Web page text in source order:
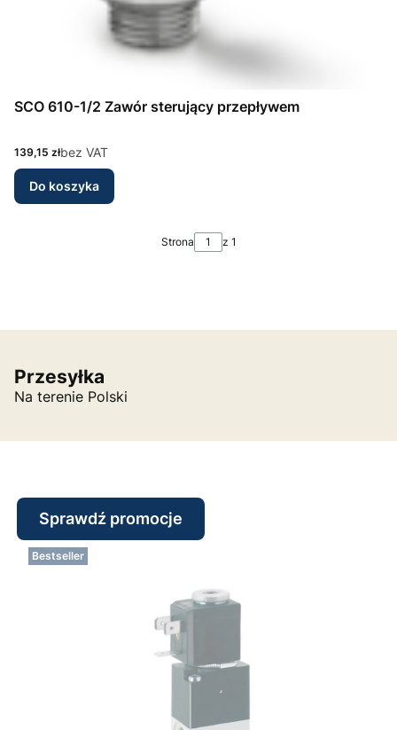
SCO 610-1/2 Zawór sterujący przepływem
Cena
139,15 złbez VAT
Do koszyka
Strona z 1
Przesyłka
Na terenie Polski
Sprawdź promocje
Bestseller